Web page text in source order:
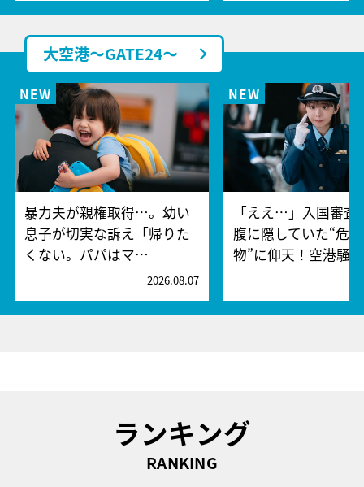
大空港～GATE24～
暴力夫が親権取得…。幼い
息子が切実な訴え「帰りた
くない。パパはマ…
2026.08.07
「ええ…」入国審査
腹に隠していた“危
物”に仰天！空港騒
ランキング
RANKING